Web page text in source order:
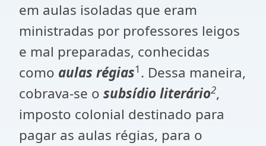
em aulas isoladas que eram
ministradas por professores leigos
e mal preparadas, conhecidas
como aulas régias1 . Dessa maneira,
cobrava-se o subsídio literário2,
imposto colonial destinado para
pagar as aulas régias, para o